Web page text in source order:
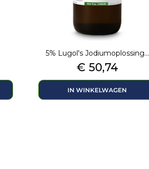
5% Lugol's Jodiumoplossing...
Prijs
€ 50,74
IN WINKELWAGEN